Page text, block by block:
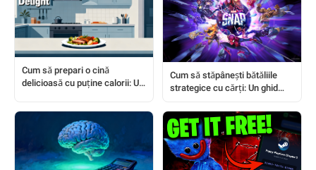
Cum să prepari o cină
delicioasă cu puține calorii: Un
Cum să stăpânești bătăliile
strategice cu cărți: Un ghid